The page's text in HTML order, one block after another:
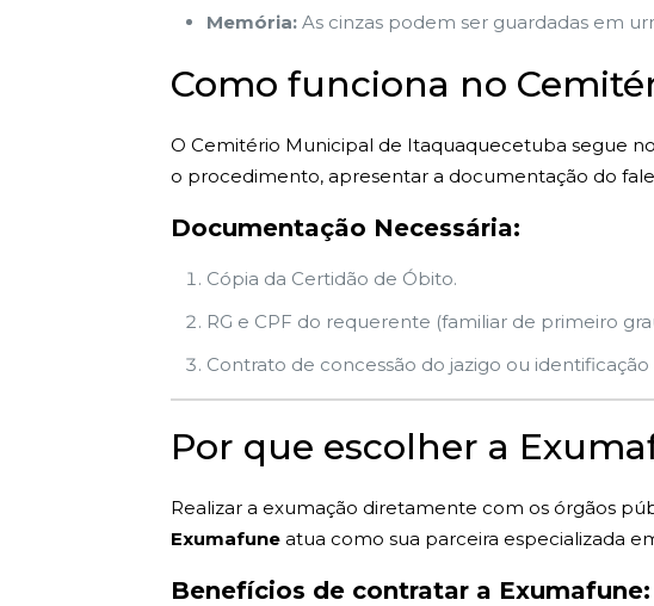
Memória:As cinzas podem ser guardadas em
Como funciona no
O Cemitério Municipal de Itaquaquecetuba segue
o procedimento, apresentar a documentação do
Documentação Necessária:
Cópia da Certidão de Óbito.
RG e CPF do requerente (familiar de primeiro
Contrato de concessão do jazigo ou identificação
Por que escolher a
Realizar a exumação diretamente com os órgãos
Exumafuneatua como sua parceira especializada
Benefícios de contratar a Exumafune: